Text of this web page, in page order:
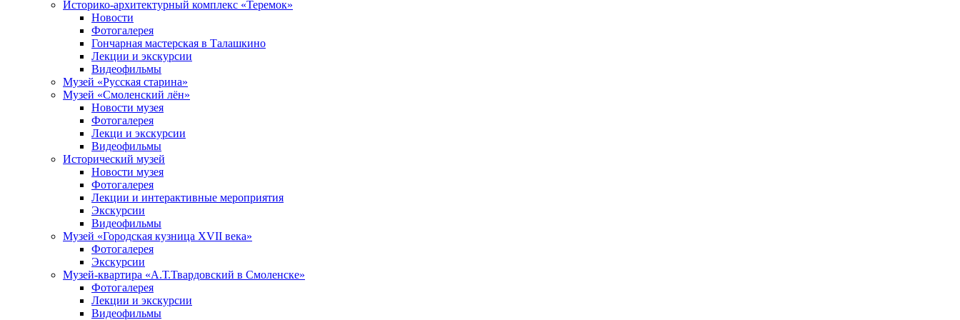
Историко-архитектурный комплекс «Теремок»
Новости
Фотогалерея
Гончарная мастерская в Талашкино
Лекции и экскурсии
Видеофильмы
Музей «Русская старина»
Музей «Смоленский лён»
Новости музея
Фотогалерея
Лекци и экскурсии
Видеофильмы
Исторический музей
Новости музея
Фотогалерея
Лекции и интерактивные мероприятия
Экскурсии
Видеофильмы
Музей «Городская кузница XVII века»
Фотогалерея
Экскурсии
Музей-квартира «А.Т.Твардовский в Смоленске»
Фотогалерея
Лекции и экскурсии
Видеофильмы